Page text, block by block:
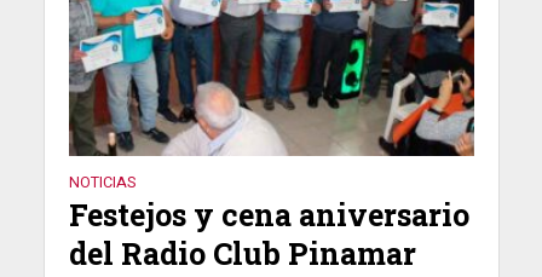
NOTICIAS
Festejos y cena aniversario
del Radio Club Pinamar